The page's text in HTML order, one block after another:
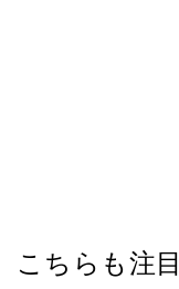
こちらも注目